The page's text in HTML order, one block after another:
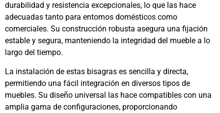
durabilidad y resistencia excepcionales, lo que las hace
adecuadas tanto para entornos domésticos como
comerciales. Su construcción robusta asegura una fijación
estable y segura, manteniendo la integridad del mueble a lo
largo del tiempo.
La instalación de estas bisagras es sencilla y directa,
permitiendo una fácil integración en diversos tipos de
muebles. Su diseño universal las hace compatibles con una
amplia gama de configuraciones, proporcionando